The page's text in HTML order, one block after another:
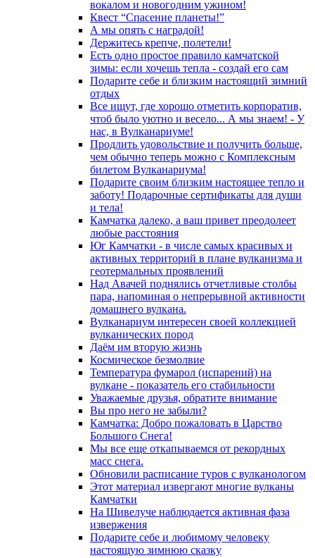
вокалом и новогодним ужином!
Квест “Спасение планеты!”
А мы опять с наградой!
Держитесь крепче, полетели!
Есть одно простое правило камчатской
зимы: если хочешь тепла - создай его сам
Подарите себе и близким настоящий зимний
отдых
Все ищут, где хорошо отметить корпоратив,
чтоб было уютно и весело... А мы знаем! - У
нас, в Вулканариуме!
Продлить удовольствие и получить больше,
чем обычно теперь можно с Комплексным
билетом Вулканариума!
Подарите своим близким настоящее тепло и
заботу! Подарочные сертификаты для души
и тела!
Камчатка далеко, а ваш привет преодолеет
любые расстояния
Юг Камчатки - в числе самых красивых и
активных территорий в плане вулканизма и
геотермальных проявлений
Над Авачей поднялись отчетливые столбы
пара, напоминая о непрерывной активности
домашнего вулкана.
Вулканариум интересен своей коллекцией
вулканических пород
Даём им вторую жизнь
Космическое безмолвие
Температура фумарол (испарений) на
вулкане - показатель его стабильности
Уважаемые друзья, обратите внимание
Вы про него не забыли?
Камчатка: Добро пожаловать в Царство
Большого Снега!
Мы все еще откапываемся от рекордных
масс снега.
Обновили расписание туров с вулканологом
Этот материал извергают многие вулканы
Камчатки
На Шивелуче наблюдается активная фаза
извержения
Подарите себе и любимому человеку
настоящую зимнюю сказку